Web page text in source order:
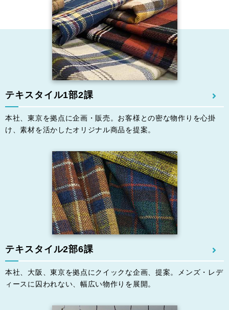
テキスタイル1部2課
本社、東京を拠点に企画・販売。お客様との密な物作りを⼼掛
け、素材を活かしたオリジナル商品を提案。
テキスタイル2部6課
本社、⼤阪、東京を拠点にクイックな企画、提案。メンズ・レデ
ィースに囚われない、幅広い物作りを展開。